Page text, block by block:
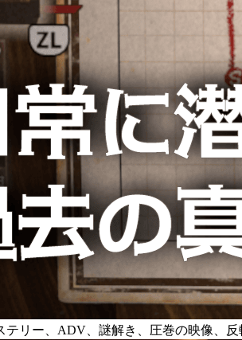
テリー、ADV、謎解き、圧巻の映像、反